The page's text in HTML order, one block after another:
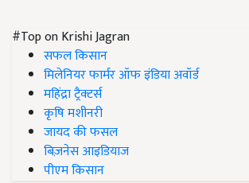
#Top on Krishi Jagran
सफल किसान
मिलेनियर फार्मर ऑफ इंडिया अवॉर्ड
महिंद्रा ट्रैक्टर्स
कृषि मशीनरी
जायद की फसल
बिज़नेस आइडियाज
पीएम किसान